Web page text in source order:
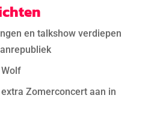
en talkshow verdiepen
Zomerconcert aan in